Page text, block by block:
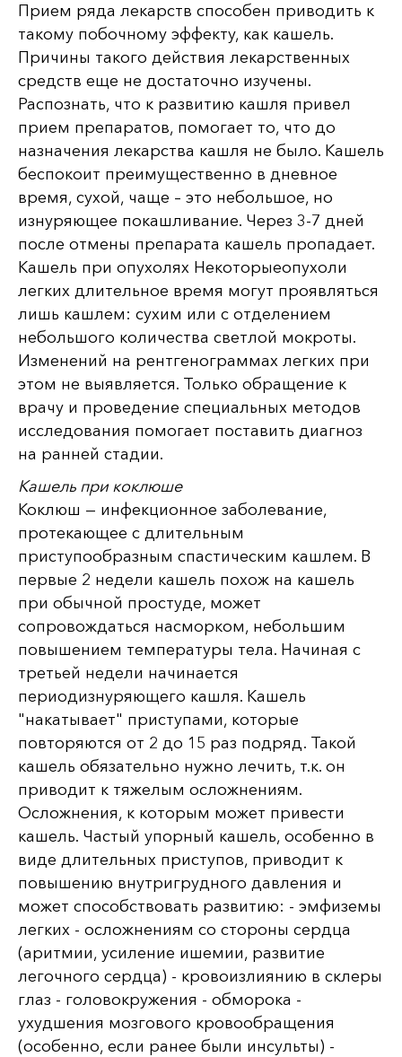
Прием ряда лекарств способен приводить к
такому побочному эффекту, как кашель.
Причины такого действия лекарственных
средств еще не достаточно изучены.
Распознать, что к развитию кашля привел
прием препаратов, помогает то, что до
назначения лекарства кашля не было. Кашель
беспокоит преимущественно в дневное
время, сухой, чаще – это небольшое, но
изнуряющее покашливание. Через 3-7 дней
после отмены препарата кашель пропадает.
Кашель при опухолях Некоторыеопухоли
легких длительное время могут проявляться
лишь кашлем: сухим или с отделением
небольшого количества светлой мокроты.
Изменений на рентгенограммах легких при
этом не выявляется. Только обращение к
врачу и проведение специальных методов
исследования помогает поставить диагноз
на ранней стадии.
Кашель при коклюше
Коклюш — инфекционное заболевание,
протекающее с длительным
приступообразным спастическим кашлем. В
первые 2 недели кашель похож на кашель
при обычной простуде, может
сопровождаться насморком, небольшим
повышением температуры тела. Начиная с
третьей недели начинается
периодизнуряющего кашля. Кашель
"накатывает" приступами, которые
повторяются от 2 до 15 раз подряд. Такой
кашель обязательно нужно лечить, т.к. он
приводит к тяжелым осложнениям.
Осложнения, к которым может привести
кашель. Частый упорный кашель, особенно в
виде длительных приступов, приводит к
повышению внутригрудного давления и
может способствовать развитию: - эмфиземы
легких - осложнениям со стороны сердца
(аритмии, усиление ишемии, развитие
легочного сердца) - кровоизлиянию в склеры
глаз - головокружения - обморока -
ухудшения мозгового кровообращения
(особенно, если ранее были инсульты) -